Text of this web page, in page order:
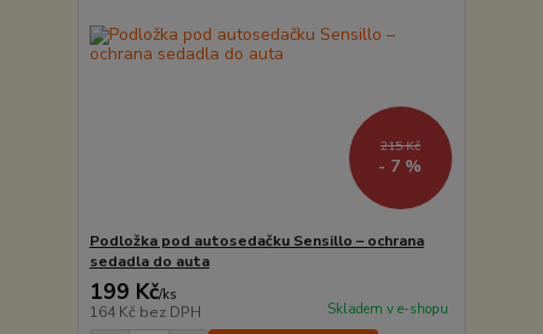
215 Kč
- 7 %
Podložka pod autosedačku Sensillo – ochrana
sedadla do auta
199 Kč/ks
164 Kč bez DPH Skladem v e-shopu